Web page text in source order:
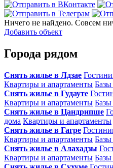
Ничего не найдено. Совсем
Добавить объект
Города рядом
Снять жилье в Лдзае
Квартиры и апартаменты Базы
Снять жилье в Гудауте
Квартиры и апартаменты Базы
Снять жилье в Цандрипше
дома Квартиры и апартаменты
Снять жилье в Гагре
Квартиры и апартаменты Базы
Снять жилье в Алахадзы
Квартиры и апартаменты Базы